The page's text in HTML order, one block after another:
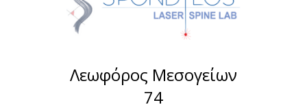
Λεωφόρος Μεσογείων
74